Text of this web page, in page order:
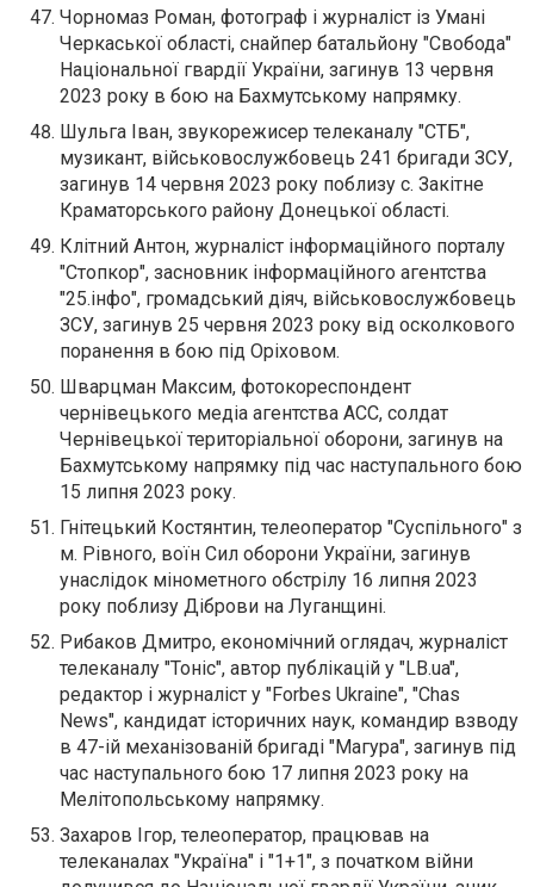
Чорномаз Роман, фотограф і журналіст із Умані
Черкаської області, снайпер батальйону "Свобода"
Національної гвардії України, загинув 13 червня
2023 року в бою на Бахмутському напрямку.
Шульга Іван, звукорежисер телеканалу "СТБ",
музикант, військовослужбовець 241 бригади ЗСУ,
загинув 14 червня 2023 року поблизу с. Закітне
Краматорського району Донецької області.
Клітний Антон, журналіст інформаційного порталу
"Стопкор", засновник інформаційного агентства
"25.інфо", громадський діяч, військовослужбовець
ЗСУ, загинув 25 червня 2023 року від осколкового
поранення в бою під Оріховом.
Шварцман Максим, фотокореспондент
чернівецького медіа агентства АСС, солдат
Чернівецької територіальної оборони, загинув на
Бахмутському напрямку під час наступального бою
15 липня 2023 року.
Гнітецький Костянтин, телеоператор "Суспільного" з
м. Рівного, воїн Сил оборони України, загинув
унаслідок мінометного обстрілу 16 липня 2023
року поблизу Діброви на Луганщині.
Рибаков Дмитро, економічний оглядач, журналіст
телеканалу "Тоніс", автор публікацій у "LB.ua",
редактор і журналіст у "Forbes Ukraine", "Chas
News", кандидат історичних наук, командир взводу
в 47-ій механізованій бригаді "Магура", загинув під
час наступального бою 17 липня 2023 року на
Мелітопольському напрямку.
Захаров Ігор, телеоператор, працював на
телеканалах "Україна" і "1+1", з початком війни